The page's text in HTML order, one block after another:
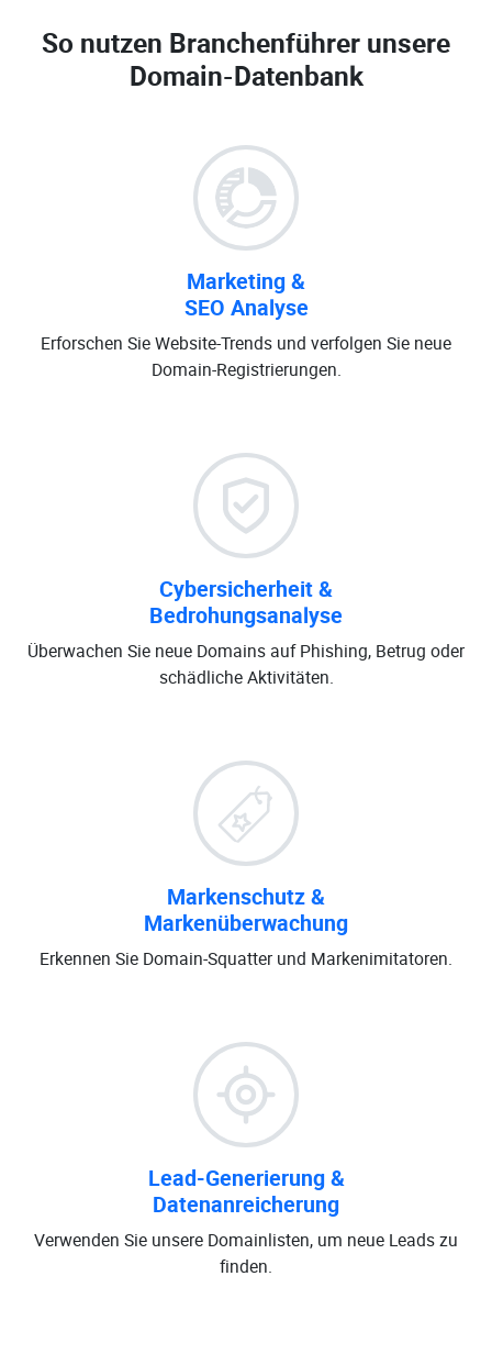
So nutzen Branchenführer unsere
Domain-Datenbank
Marketing &
SEO Analyse
Erforschen Sie Website-Trends und verfolgen Sie neue
Domain-Registrierungen.
Cybersicherheit &
Bedrohungsanalyse
Überwachen Sie neue Domains auf Phishing, Betrug oder
schädliche Aktivitäten.
Markenschutz &
Markenüberwachung
Erkennen Sie Domain-Squatter und Markenimitatoren.
Lead-Generierung &
Datenanreicherung
Verwenden Sie unsere Domainlisten, um neue Leads zu
finden.